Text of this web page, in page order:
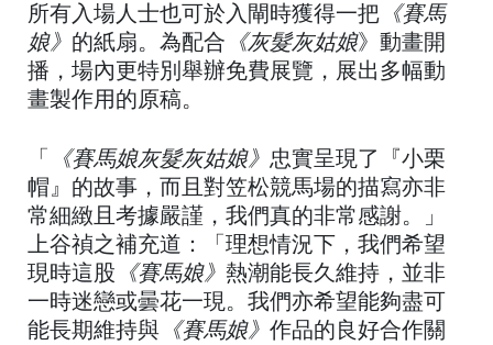
所有入場人士也可於入閘時獲得一把 《賽馬
娘》 的紙扇。為配合 《灰髮灰姑娘》動畫開
播，場內更特別舉辦免費展覽，展出多幅動
畫製作用的原稿。
「 《賽馬娘灰髮灰姑娘》 忠實呈現了『小栗
帽』的故事，而且對笠松競馬場的描寫亦非
常細緻且考據嚴謹，我們真的非常感謝。」
上谷禎之補充道：「理想情況下，我們希望
現時這股 《賽馬娘》 熱潮能長久維持，並非
一時迷戀或曇花一現。我們亦希望能夠盡可
能長期維持與 《賽馬娘》 作品的良好合作關